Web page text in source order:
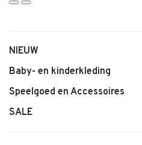
NIEUW
Baby- en kinderkleding
Speelgoed en Accessoires
SALE